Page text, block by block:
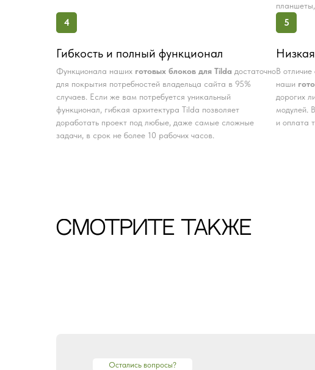
Функционала наших готовых блоков для Tilda достаточно
для покрытия потребностей владельца сайта в 95%
случаев. Если же вам потребуется уникальный
функционал, гибкая архитектура Tilda позволяет
доработать проект под любые, даже самые сложные
задачи, в срок не более 10 рабочих часов.
Гибкость и полный функционал
4
В
наши
дорогих
модулей.
и оплата
5
CМОТРИТЕ ТАКЖЕ
Остались вопросы?